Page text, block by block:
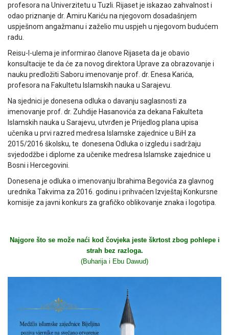
profesora na Univerzitetu u Tuzli. Rijaset je iskazao zahvalnost i
odao priznanje dr. Amiru Kariću na njegovom dosadašnjem
uspješnom angažmanu i zaželio mu uspjeh u njegovom budućem
radu.
Reisu-l-ulema je informirao članove Rijaseta da je obavio
konsultacije te da će za novog direktora Uprave za obrazovanje i
nauku predložiti Saboru imenovanje prof. dr. Enesa Karića,
profesora na Fakultetu Islamskih nauka u Sarajevu.
Na sjednici je donesena odluka o davanju saglasnosti za
imenovanje prof. dr. Zuhdije Hasanovića za dekana Fakulteta
Islamskih nauka u Sarajevu, utvrđen je Prijedlog plana upisa
učenika u prvi razred medresa Islamske zajednice u BiH za
2015/2016 školsku, te donesena Odluka o izgledu i sadržaju
svjedodžbe i diplome za učenike medresa Islamske zajednice u
Bosni i Hercegovini.
Donesena je odluka o imenovanju Ibrahima Begovića za glavnog
urednika Takvima za 2016. godinu i prihvaćen Izvještaj Konkursne
komisije za javni konkurs za grafičko oblikovanje znaka i logotipa.
Najgore što se može naći kod čovjeka jeste škrtost zbog pohlepe i
strah bez razloga.
(Buharija i Ebu Dawud)